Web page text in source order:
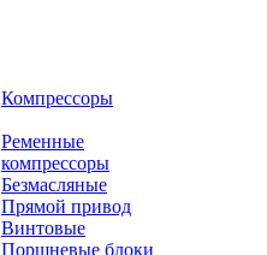
Компрессоры
Ременные
компрессоры
Безмасляные
Прямой привод
Винтовые
Поршневые блоки